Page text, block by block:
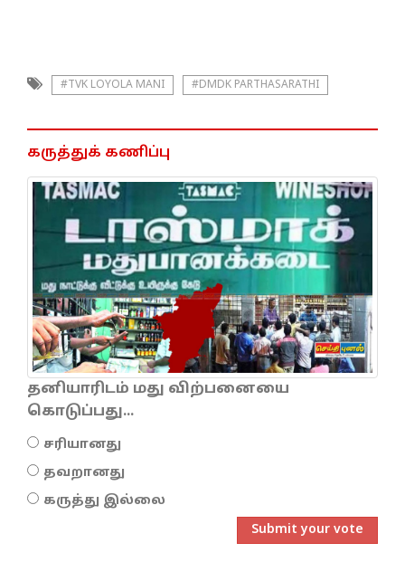
#TVK LOYOLA MANI #DMDK PARTHASARATHI
கருத்துக் கணிப்பு
தனியாரிடம் மது விற்பனையை
கொடுப்பது...
சரியானது
தவறானது
கருத்து இல்லை
Submit your vote